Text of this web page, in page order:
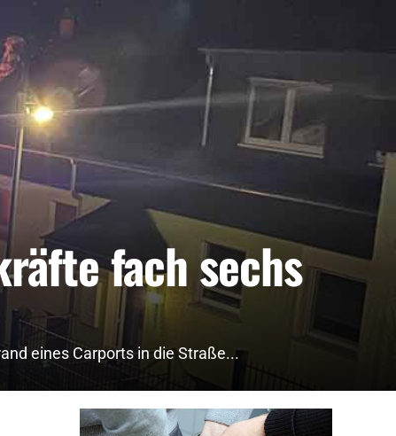
fach sechs
eines Carports in die Straße...